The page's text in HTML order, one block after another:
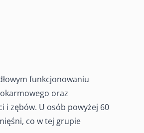
funkcjonowaniu
oraz
i zębów. U osób powyżej 60
co w tej grupie